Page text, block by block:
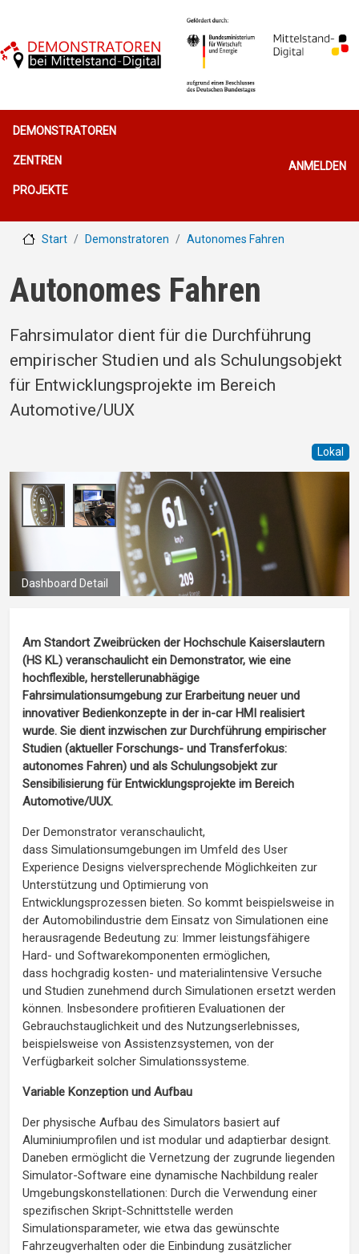
Hauptnavigation
DEMONSTRATOREN
ZENTREN
PROJEKTE
ANMELDEN
Start Demonstratoren Autonomes Fahren
Autonomes Fahren
Fahrsimulator dient für die Durchführung
empirischer Studien und als Schulungsobjekt
für Entwicklungsprojekte im Bereich
Automotive/UUX
Lokal
Dashboard Detail
Simulator Setting
Am Standort Zweibrücken der Hochschule Kaiserslautern
(HS KL) veranschaulicht ein Demonstrator, wie eine
hochflexible, herstellerunabhägige
Fahrsimulationsumgebung zur Erarbeitung neuer und
innovativer Bedienkonzepte in der in-car HMI realisiert
wurde. Sie dient inzwischen zur Durchführung empirischer
Studien (aktueller Forschungs- und Transferfokus:
autonomes Fahren) und als Schulungsobjekt zur
Sensibilisierung für Entwicklungsprojekte im Bereich
Automotive/UUX.
Der Demonstrator veranschaulicht,
dass Simulationsumgebungen im Umfeld des User
Experience Designs vielversprechende Möglichkeiten zur
Unterstützung und Optimierung von
Entwicklungsprozessen bieten. So kommt beispielsweise in
der Automobilindustrie dem Einsatz von Simulationen eine
herausragende Bedeutung zu: Immer leistungsfähigere
Hard- und Softwarekomponenten ermöglichen,
dass hochgradig kosten- und materialintensive Versuche
und Studien zunehmend durch Simulationen ersetzt werden
können. Insbesondere profitieren Evaluationen der
Gebrauchstauglichkeit und des Nutzungserlebnisses,
beispielsweise von Assistenzsystemen, von der
Verfügbarkeit solcher Simulationssysteme.
Variable Konzeption und Aufbau
Der physische Aufbau des Simulators basiert auf
Aluminiumprofilen und ist modular und adaptierbar designt.
Daneben ermöglicht die Vernetzung der zugrunde liegenden
Simulator-Software eine dynamische Nachbildung realer
Umgebungskonstellationen: Durch die Verwendung einer
spezifischen Skript-Schnittstelle werden
Simulationsparameter, wie etwa das gewünschte
Fahrzeugverhalten oder die Einbindung zusätzlicher